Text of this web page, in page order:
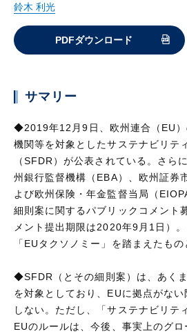
鈴木 利光
PDFダウンロード
サマリー
◆2019年12月9日、欧州連合（EU）
機関等を対象としたサステナビリテ
（SFDR）が公表されている。さら
州銀行監督機構（EBA）、欧州証券
よび欧州保険・年金監督当局（
細則案に関するパブリックコメント
メント提出期限は2020年9月1日）
「EUタクソノミー」を踏まえたもの
◆SFDR（とその細則案）は、あく
を対象としており、EUに拠点がな
しない。ただし、「サステナビリテ
EUのルールは、今後、事実上のグロ